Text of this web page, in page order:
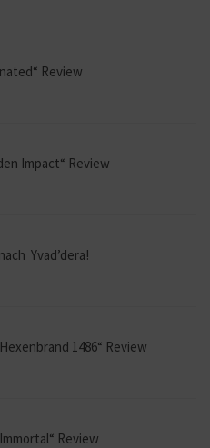
Review
Impact“ Review
Yvad’dera!
1486“ Review
Review